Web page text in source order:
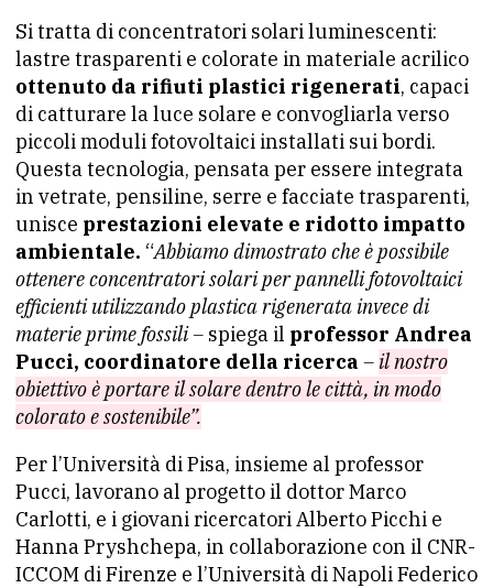
Si tratta di concentratori solari luminescenti:
lastre trasparenti e colorate in materiale acrilico
ottenuto da rifiuti plastici rigenerati, capaci
di catturare la luce solare e convogliarla verso
piccoli moduli fotovoltaici installati sui bordi.
Questa tecnologia, pensata per essere integrata
in vetrate, pensiline, serre e facciate trasparenti,
unisce prestazioni elevate e ridotto impatto
ambientale. “Abbiamo dimostrato che è possibile
ottenere concentratori solari per pannelli fotovoltaici
efficienti utilizzando plastica rigenerata invece di
materie prime fossili – spiega il professor Andrea
Pucci, coordinatore della ricerca – il nostro
obiettivo è portare il solare dentro le città, in modo
colorato e sostenibile”.
Per l’Università di Pisa, insieme al professor
Pucci, lavorano al progetto il dottor Marco
Carlotti, e i giovani ricercatori Alberto Picchi e
Hanna Pryshchepa, in collaborazione con il CNR-
ICCOM di Firenze e l’Università di Napoli Federico